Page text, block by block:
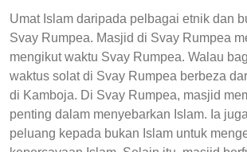
Umat Islam daripada pelbagai etnik dan
Svay Rumpea. Masjid di Svay Rumpea
mengikut waktu Svay Rumpea. Walau
waktus solat di Svay Rumpea berbeza
di Kamboja. Di Svay Rumpea, masjid
penting dalam menyebarkan Islam. Ia
peluang kepada bukan Islam untuk